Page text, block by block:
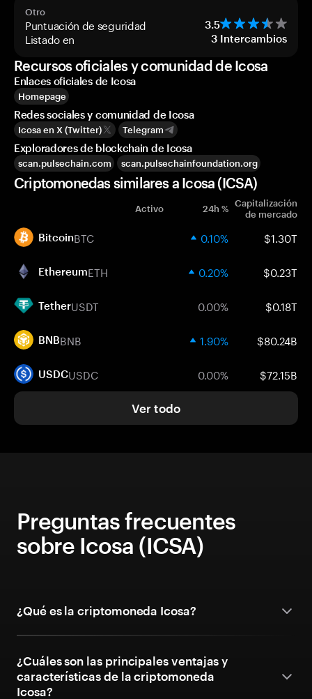
Otro
Puntuación de seguridad 3.5
Listado en 3 Intercambios
Recursos oficiales y comunidad de Icosa
Enlaces oficiales de Icosa
Homepage
Redes sociales y comunidad de Icosa
Icosa en X (Twitter) Telegram
Exploradores de blockchain de Icosa
scan.pulsechain.com scan.pulsechainfoundation.org
Criptomonedas similares a Icosa (ICSA)
Activo 24h % Capitalización
de mercado
BitcoinBTC 0.10% $1.30T
EthereumETH 0.20% $0.23T
TetherUSDT 0.00% $0.18T
BNBBNB 1.90% $80.24B
USDCUSDC 0.00% $72.15B
Ver todo
Preguntas frecuentes
sobre Icosa (ICSA)
¿Qué es la criptomoneda Icosa?
¿Cuáles son las principales ventajas y
características de la criptomoneda
Icosa?